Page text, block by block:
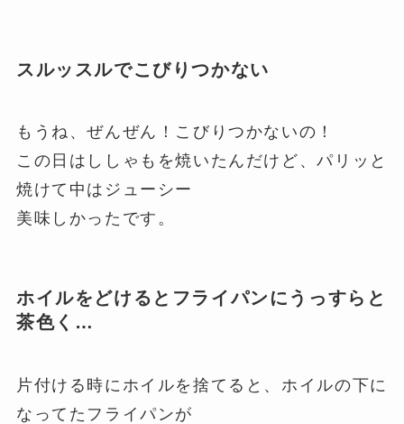
スルッスルでこびりつかない
もうね、ぜんぜん！こびりつかないの！
この日はししゃもを焼いたんだけど、パリッと
焼けて中はジューシー
美味しかったです。
ホイルをどけるとフライパンにうっすらと
茶色く…
片付ける時にホイルを捨てると、ホイルの下に
なってたフライパンが